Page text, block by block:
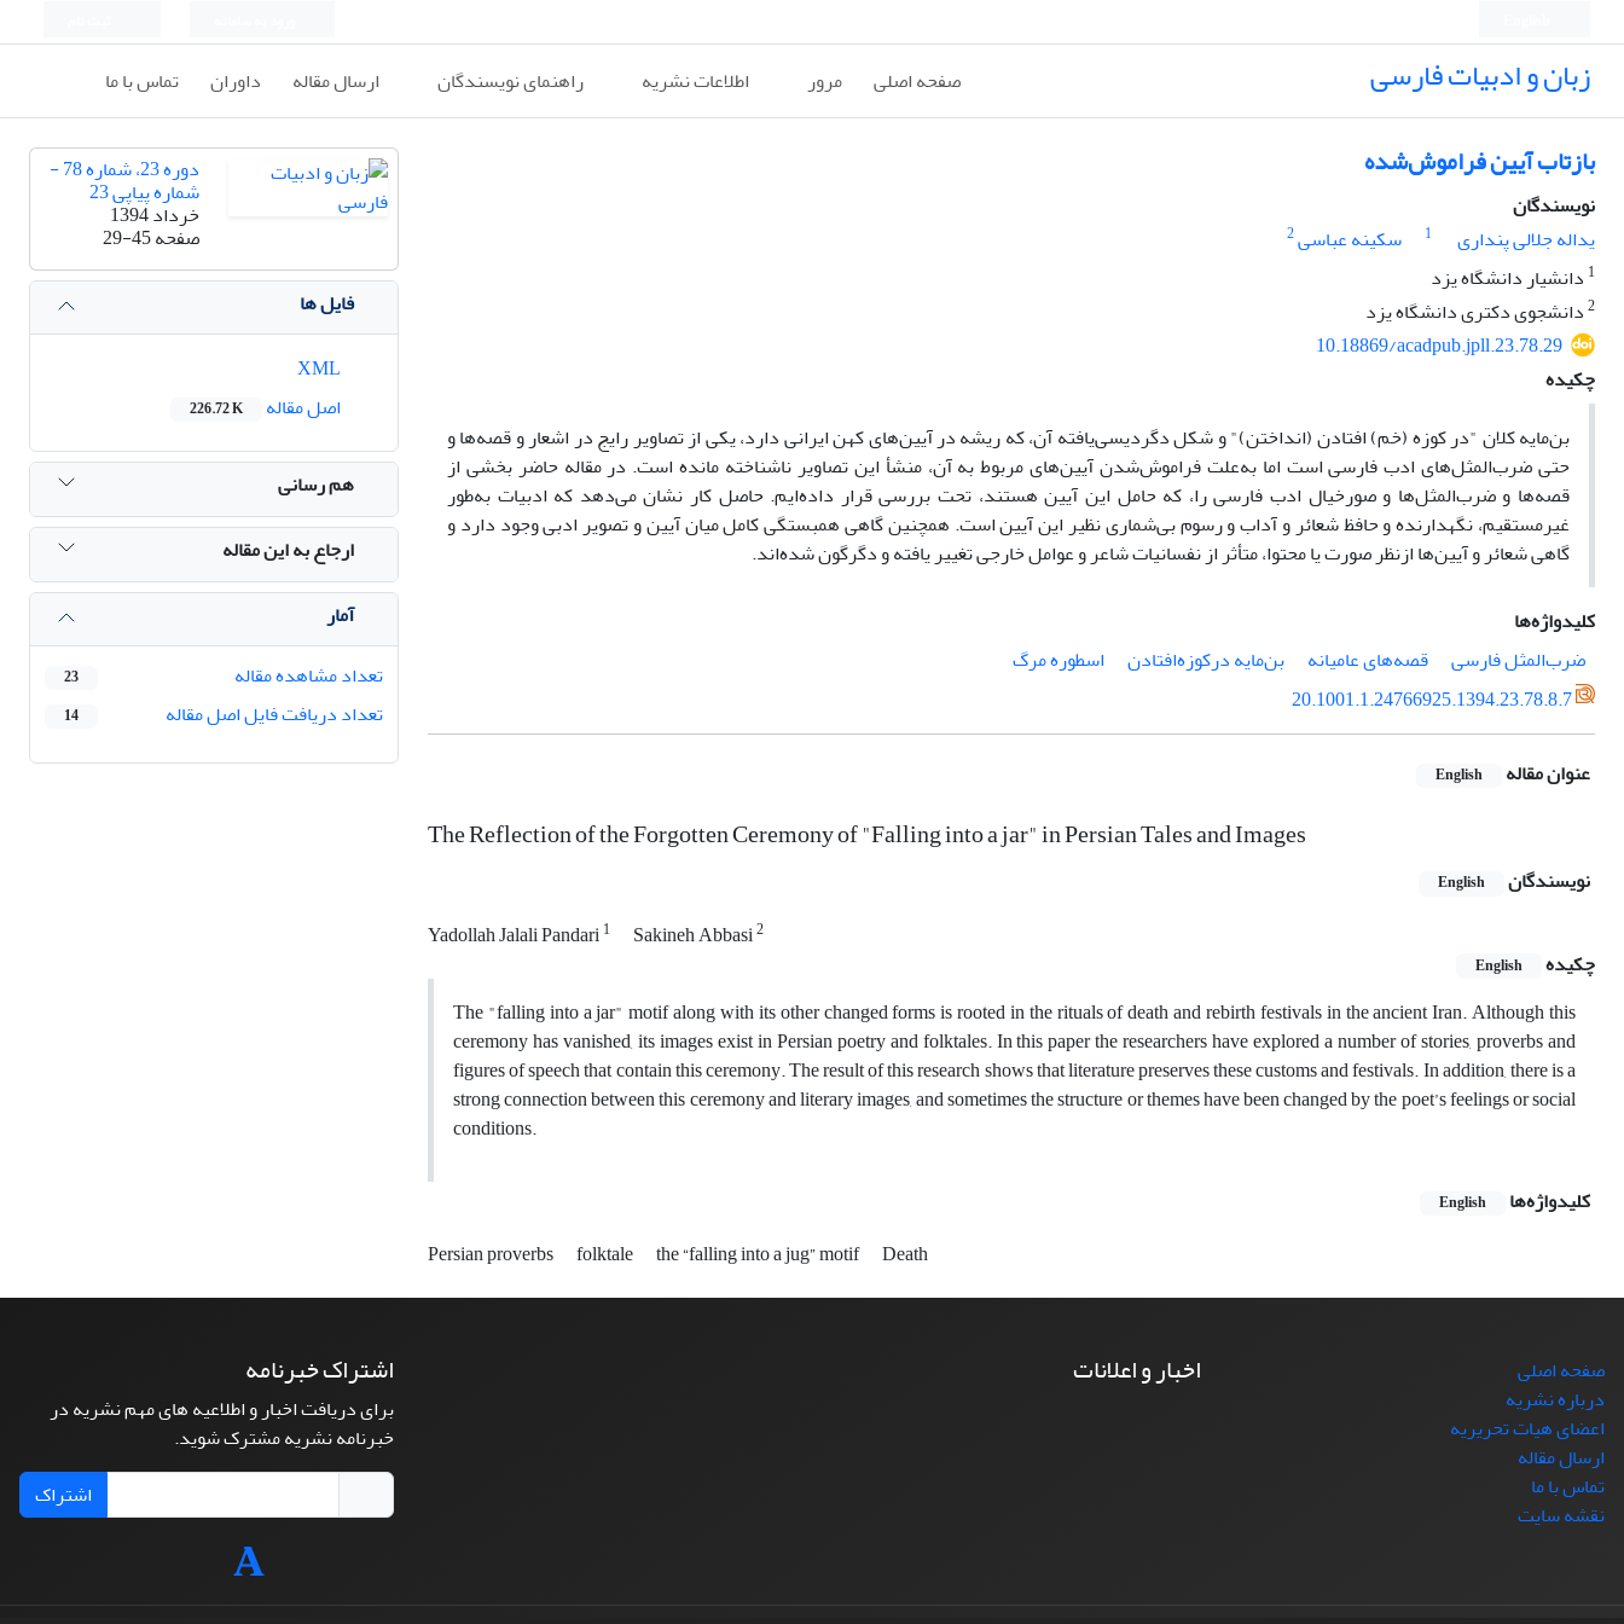
زبان و ادبیات فارسی صفحه اصلی مرور اطلاعات نشریه راهنمای نویسندگان ارسال مقاله داوران تماس با ما
بازتاب آیین فراموش‌شده
نویسندگان
یداله جلالی پنداری
1 سکینه عباسی2
1 دانشیار دانشگاه یزد
2دانشجوی دکتری دانشگاه یزد
10.18869/acadpub.jpll.23.78.29
چکیده
بن‌مایه کلان "در کوزه (خم) افتادن (انداختن)" و شکل دگردیسی‌یافته آن، که ریشه در آیین‌های کهن ایرانی دارد، یکی از تصاویر رایج در اشعار و قصه‌ها و
حتی ضرب‌المثل‌های ادب فارسی است اما به‌علت فراموش‌شدن آیین‌های مربوط به آن، منشأ این تصاویر ناشناخته مانده است. در مقاله حاضر بخشی از
قصه‌ها و ضرب‌المثل‌ها و صورخیال ادب فارسی را، که حامل این آیین هستند، تحت بررسی قرار داده‌ایم. حاصل کار نشان می‌دهد که ادبیات به‌طور
غیرمستقیم، نگهدارنده و حافظ شعائر و آداب و رسوم بی‌شماری نظیر این آیین است. همچنین گاهی همبستگی کامل میان آیین و تصویر ادبی وجود دارد و
گاهی شعائر و آیین‌ها ازنظر صورت یا محتوا، متأثر از نفسانیات شاعر و عوامل خارجی تغییر یافته و دگرگون شده‌اند.
کلیدواژه‌ها
ضرب‌المثل فارسی
قصه‌های عامیانه بن‌مایه درکوزه‌افتادن
اسطوره مرگ
20.1001.1.24766925.1394.23.78.8.7
عنوان مقاله English
The Reflection of the Forgotten Ceremony of "Falling into a jar" in Persian Tales and Images
نویسندگان English
Yadollah Jalali Pandari1 Sakineh Abbasi2
چکیده English
The "falling into a jar" motif along with its other changed forms is rooted in the rituals of death and rebirth festivals in the ancient Iran. Although this
ceremony has vanished, its images exist in Persian poetry and folktales. In this paper the researchers have explored a number of stories, proverbs and
figures of speech that contain this ceremony. The result of this research shows that literature preserves these customs and festivals. In addition, there is a
strong connection between this ceremony and literary images, and sometimes the structure or themes have been changed by the poet’s feelings or social
conditions.
کلیدواژه‌ها
English
Persian proverbs folktale the “falling into a jug” motif Death
دوره 23، شماره 78 -
شماره پیاپی 23
خرداد 1394
صفحه29-45
فایل ها
اصل مقاله
226.72 K
هم رسانی
ارجاع به این مقاله
آمار
تعداد مشاهده مقاله
23
تعداد دریافت فایل اصل مقاله 14
صفحه اصلی
درباره نشریه
اعضای هیات تحریریه
ارسال مقاله
تماس با ما
نقشه سایت
اخبار و اعلانات اشتراک خبرنامه
برای دریافت اخبار و اطلاعیه های مهم نشریه در
خبرنامه نشریه مشترک شوید.
اشتراک